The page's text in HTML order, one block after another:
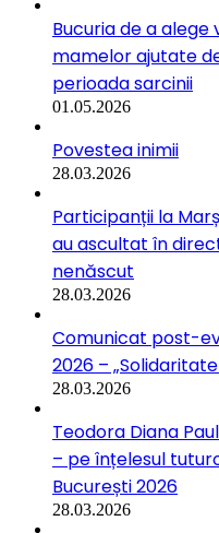
Bucuria de a
mamelor ajutate
perioada sarcinii
01.05.2026
Povestea inimii
28.03.2026
Participanții la
au ascultat în
nenăscut
28.03.2026
Comunicat post-
2026 –
28.03.2026
Teodora Diana
– pe înțelesul
București 2026
28.03.2026